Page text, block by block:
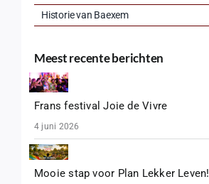
Historie van Baexem
Meest recente berichten
Frans festival Joie de Vivre
4 juni 2026
Mooie stap voor Plan Lekker Leven!